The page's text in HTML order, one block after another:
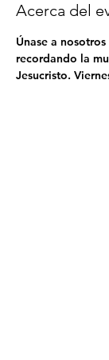
Acerca del
Únase a
recordando la
Jesucristo.